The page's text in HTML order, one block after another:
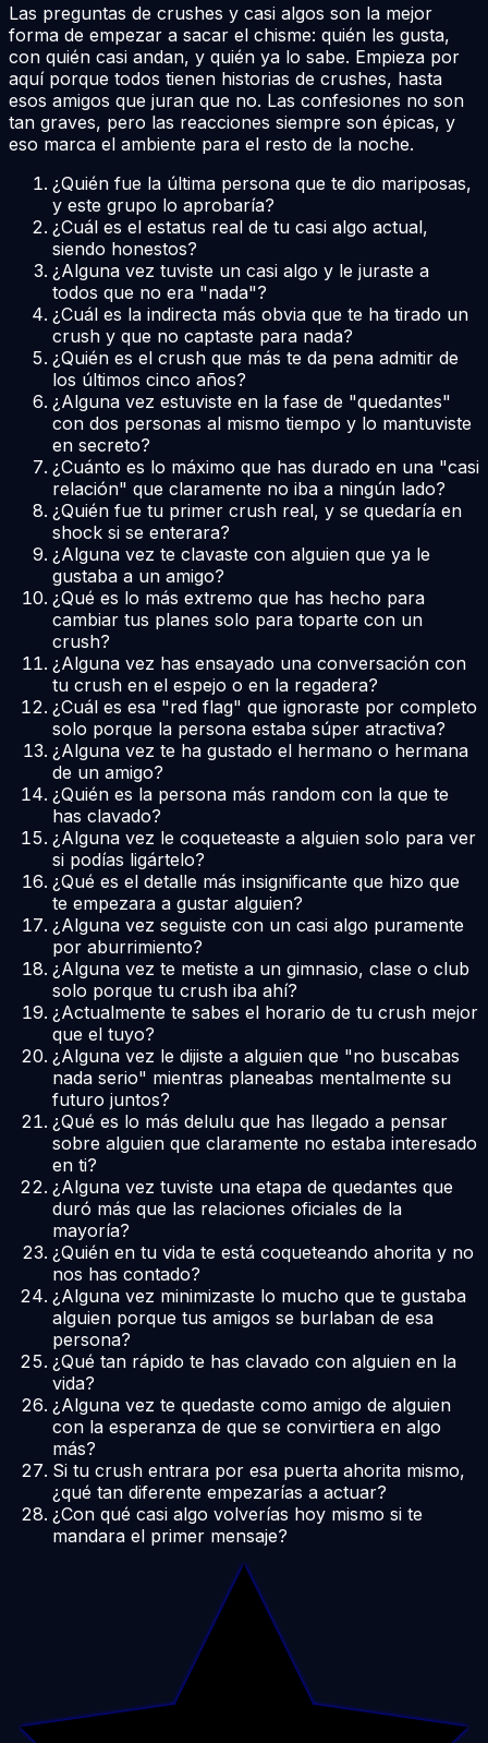
Las preguntas de crushes y casi algos son la mejor
forma de empezar a sacar el chisme: quién les gusta,
con quién casi andan, y quién ya lo sabe. Empieza por
aquí porque todos tienen historias de crushes, hasta
esos amigos que juran que no. Las confesiones no son
tan graves, pero las reacciones siempre son épicas, y
eso marca el ambiente para el resto de la noche.
¿Quién fue la última persona que te dio mariposas,
y este grupo lo aprobaría?
¿Cuál es el estatus real de tu casi algo actual,
siendo honestos?
¿Alguna vez tuviste un casi algo y le juraste a
todos que no era "nada"?
¿Cuál es la indirecta más obvia que te ha tirado un
crush y que no captaste para nada?
¿Quién es el crush que más te da pena admitir de
los últimos cinco años?
¿Alguna vez estuviste en la fase de "quedantes"
con dos personas al mismo tiempo y lo mantuviste
en secreto?
¿Cuánto es lo máximo que has durado en una "casi
relación" que claramente no iba a ningún lado?
¿Quién fue tu primer crush real, y se quedaría en
shock si se enterara?
¿Alguna vez te clavaste con alguien que ya le
gustaba a un amigo?
¿Qué es lo más extremo que has hecho para
cambiar tus planes solo para toparte con un
crush?
¿Alguna vez has ensayado una conversación con
tu crush en el espejo o en la regadera?
¿Cuál es esa "red flag" que ignoraste por completo
solo porque la persona estaba súper atractiva?
¿Alguna vez te ha gustado el hermano o hermana
de un amigo?
¿Quién es la persona más random con la que te
has clavado?
¿Alguna vez le coqueteaste a alguien solo para ver
si podías ligártelo?
¿Qué es el detalle más insignificante que hizo que
te empezara a gustar alguien?
¿Alguna vez seguiste con un casi algo puramente
por aburrimiento?
¿Alguna vez te metiste a un gimnasio, clase o club
solo porque tu crush iba ahí?
¿Actualmente te sabes el horario de tu crush mejor
que el tuyo?
¿Alguna vez le dijiste a alguien que "no buscabas
nada serio" mientras planeabas mentalmente su
futuro juntos?
¿Qué es lo más delulu que has llegado a pensar
sobre alguien que claramente no estaba interesado
en ti?
¿Alguna vez tuviste una etapa de quedantes que
duró más que las relaciones oficiales de la
mayoría?
¿Quién en tu vida te está coqueteando ahorita y no
nos has contado?
¿Alguna vez minimizaste lo mucho que te gustaba
alguien porque tus amigos se burlaban de esa
persona?
¿Qué tan rápido te has clavado con alguien en la
vida?
¿Alguna vez te quedaste como amigo de alguien
con la esperanza de que se convirtiera en algo
más?
Si tu crush entrara por esa puerta ahorita mismo,
¿qué tan diferente empezarías a actuar?
¿Con qué casi algo volverías hoy mismo si te
mandara el primer mensaje?